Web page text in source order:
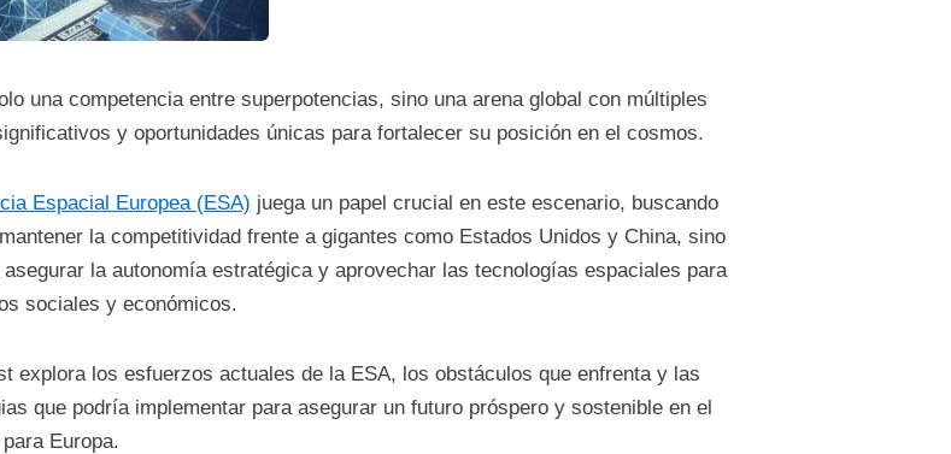
una competencia entre superpotencias, sino una arena global con múltiples
y oportunidades únicas para fortalecer su posición en el cosmos.
Espacial Europea (ESA) juega un papel crucial en este escenario, buscando
la competitividad frente a gigantes como Estados Unidos y China, sino
asegurar la autonomía estratégica y aprovechar las tecnologías espaciales para
sociales y económicos.
explora los esfuerzos actuales de la ESA, los obstáculos que enfrenta y las
que podría implementar para asegurar un futuro próspero y sostenible en el
Europa.